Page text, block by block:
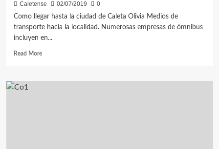
Caletense 02/07/2019
0
Como llegar hasta la ciudad de Caleta Olivia Medios de
transporte hacia la localidad. Numerosas empresas de ómnibus
incluyen en...
Read MoreRead
Como